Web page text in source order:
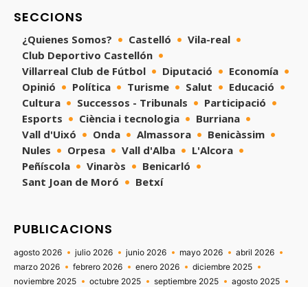
SECCIONS
¿Quienes Somos? Castelló
Vila-real
Club Deportivo Castellón
Villarreal Club de Fútbol
Diputació
Economía
Opinió
Política Turisme Salut
Educació
Cultura
Successos - Tribunals
Participació
Esports
Ciència i tecnologia
Burriana
Vall d'Uixó
Onda Almassora
Benicàssim
Nules
Orpesa Vall d'Alba
L'Alcora
Peñíscola
Vinaròs
Benicarló
Sant Joan de Moró
Betxí
PUBLICACIONS
agosto 2026 julio 2026 junio 2026 mayo 2026
abril 2026
marzo 2026
febrero 2026 enero 2026
diciembre 2025
noviembre 2025
octubre 2025 septiembre 2025
agosto 2025